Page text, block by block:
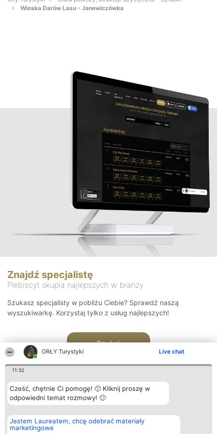
ORŁY Turystyki Live chat
11:32
Cześć, chętnie Ci pomogę! 🙂 Kliknij proszę w
odpowiedni temat rozmowy! 🙂
Jestem Laureatem, chcę odebrać materiały
marketingowe
Wioska Darów Lasu - Janewiczówka
Znajdź specjalistę
Plebiscyt skupia najlepszych w branży
Szukasz specjalisty w pobliżu Ciebie? Sprawdź naszą
wyszukiwarkę. Korzystaj tylko z usług najlepszych!
Szukaj
Organizator plebiscytu
Bright Side Solutions sp. z o.
o. sp. k.
Plebiscyt
Laureaci
Kontakt
Kontakt